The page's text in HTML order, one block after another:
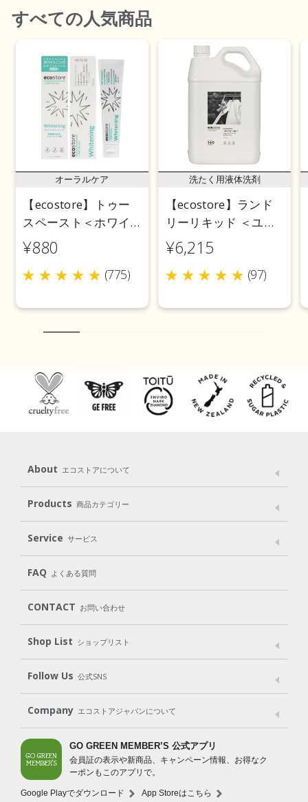
すべての人気商品
オーラルケア
【ecostore】トゥー
スペースト＜ホワイ
トニング＞ 100g
¥880
(775)
洗たく用液体洗剤
【ecostore】ランド
リーリキッド ＜ユー
カリ＞ 5L
¥6,215
(97)
About エコストアについて
メッセージ ブランドストーリー
パッケージへのこだわり
動物実験をしない
Products 商品カテゴリー
Laundry
Body（ボディ） Hair（ヘア） Oral care（オーラルケア）
Goods （グッズ）
Gift set
Service サービス
FAQ よくある質問
CONTACT お問い合わせ
Shop List ショップリスト
Shop List
Follow Us 公式SNS
LINE＠ Instagram Facebook
Company エコストアジャパンについて
会社案内 ご利用規約
プライバシーポリシー
特定商取引法に基づく表示
免責事項
法人会員サービス
New Zealand Site
GO GREEN MEMBER’S 公式アプリ
会員証の表示や新商品、キャンペーン情報、お得なク
ーポンもこのアプリで。
Google Playでダウンロード App Storeはこちら